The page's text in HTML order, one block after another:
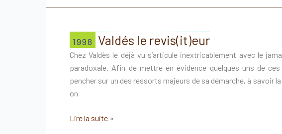
1998 Valdés le revis(it)eur
Chez Valdès le déjà vu s’articule inextricablement avec le
paradoxale. Afin de mettre en évidence quelques uns de
pencher sur un des ressorts majeurs de sa démarche, à
on
1998
Lire la suite »